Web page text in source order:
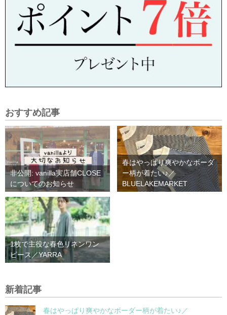
おすすめ記事
非公開: vanilla実店舗CLOSE
についてのお知らせ
春はやっぱり爽やかなボーダ
ー柄が着たい♪／
BLUELAKEMARKET
1枚で主役な春色リネンワン
ピース／YARRA
新着記事
春はやっぱり爽やかなボーダー柄が着たい♪／